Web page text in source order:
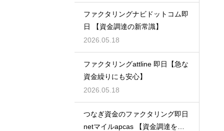
ファクタリングナビドットコム即
日 【資金調達の新常識】
2026.05.18
ファクタリングattline 即日【急な
資金繰りにも安心】
2026.05.18
つなぎ資金のファクタリング即日
netマイルapcas 【資金調達を加